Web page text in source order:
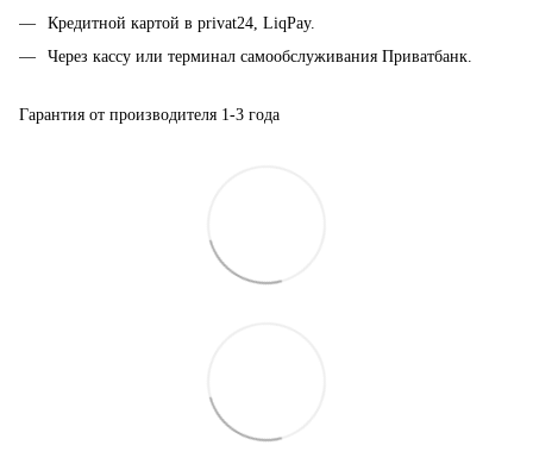
Кредитной картой в privat24, LiqPay.
Через кассу или терминал самообслуживания Приватбанк.
Гарантия от производителя 1-3 года